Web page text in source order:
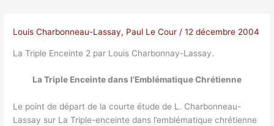
Louis Charbonneau-Lassay, Paul Le Cour /12 décembre 2004
La Triple Enceinte 2 par Louis Charbonnay-Lassay.
La Triple Enceinte dans l’Emblématique Chrétienne
Le point de départ de la courte étude de L. Charbonneau-
Lassay sur La Triple-enceinte dans l’emblématique chrétienne